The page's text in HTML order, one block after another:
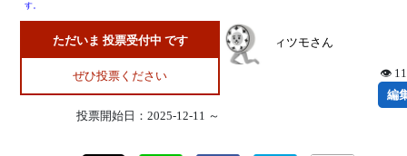
す。
ただいま 投票受付中 です
ぜひ投票ください
投票開始日：2025-12-11 ～
ィツモさん
👁
編